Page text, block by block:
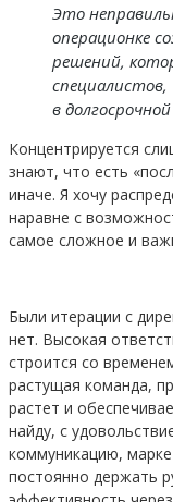
Это
операционке
решений,
в
Концентрируется
знают, что есть
иначе. Я хочу
наравне с
самое сложное и
Были итерации с
нет. Высокая
строится со
растущая команда,
растет и
найду, с
коммуникацию,
постоянно держать